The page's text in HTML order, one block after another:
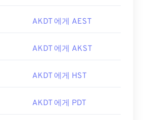
AKDT 에게 AEST
AKDT 에게 AKST
AKDT 에게 HST
AKDT 에게 PDT